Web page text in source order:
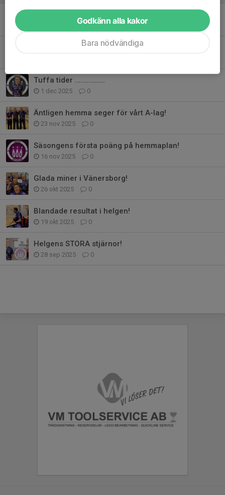
0
Då är vi igång igen .............
Tuffa tider ...............
1 dec 2025 0
Äntligen hemma seger för vårt A-lag!
23 nov 2025 0
Säsongens första poäng på hemmaplan!
16 nov 2025 0
Glada miner i Vänersborg!
26 okt 2025 0
Blandade resultat i helgen!
19 okt 2025 0
Helgens STORA stjärnor!
28 sep 2025 0
Godkänn alla kakor
Bara nödvändiga